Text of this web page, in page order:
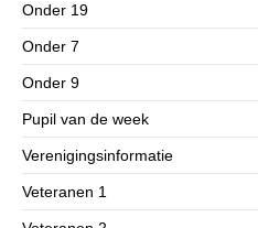
Onder 19
Onder 7
Onder 9
Pupil van de week
Verenigingsinformatie
Veteranen 1